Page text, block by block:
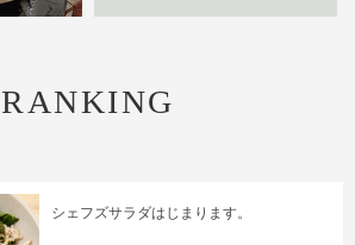
RANKING
シェフズサラダはじまります。